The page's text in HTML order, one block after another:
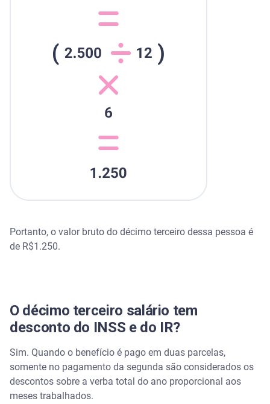
Portanto, o valor bruto do décimo terceiro dessa pessoa é
de R$1.250.
O décimo terceiro salário tem
desconto do INSS e do IR?
Sim. Quando o benefício é pago em duas parcelas,
somente no pagamento da segunda são considerados os
descontos sobre a verba total do ano proporcional aos
meses trabalhados.